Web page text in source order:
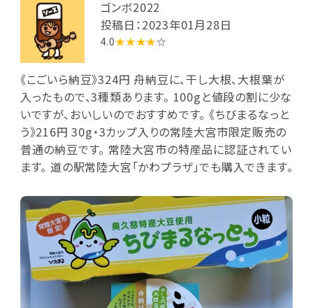
ゴンボ2022
投稿日：2023年01月28日
4.0★★★★☆
《こごいら納豆》324円 舟納豆に、干し大根、大根葉が
入ったもので、3種類あります。 100gと値段の割に少な
いですが、おいしいのでおすすめです。 《ちびまるなっと
う》216円 30g・3カップ入りの常陸大宮市限定販売の
普通の納豆です。 常陸大宮市の特産品に認証されてい
ます。 道の駅常陸大宮「かわプラザ」でも購入できます。